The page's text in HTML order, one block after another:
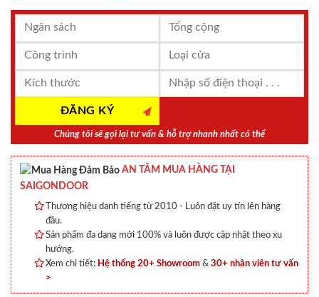
Chúng tôi sẽ gọi lại tư vấn & hỗ trợ nhanh nhất có thể
AN TÂM MUA HÀNG TẠI
SAIGONDOOR
Thương hiệu danh tiếng từ 2010 - Luôn đặt uy tín lên hàng
đầu.
Sản phẩm đa dạng mới 100% và luôn được cập nhật theo xu
hướng.
Xem chi tiết: Hệ thống 20+ Showroom & 30+ nhân viên tư vấn
>